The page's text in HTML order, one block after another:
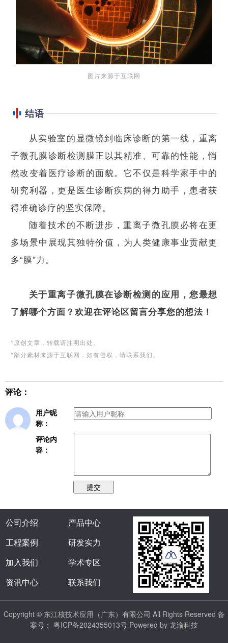
图片来源于互联网
结语
从实验室的显微镜到临床诊断的第一线，重离
子微孔膜诊断检测膜正以其精准、可靠的性能，悄
然改变着医疗诊断的面貌。它不仅是科学家手中的
研究利器，更是医生诊断疾病的得力助手，患者获
得准确诊疗的坚实保障。
随着技术的不断进步，重离子微孔膜必将在更
多场景中展现其独特价值，为人类健康事业贡献更
多“膜”力。
关于重离子微孔膜在诊断检测的应用，您最想
了解哪个方面？欢迎在评论区留言分享您的想法！
*原创文章，转载请注明出处。
*部分素材来源于互联网，如有侵权，请联系我们。
评论：
用户昵
称：
评论内
容：
提交
公司介绍
产品中心
工程案例
研发实力
加入我们
学术专区
资讯中心
联系我们
Copyright © 东江核技术应用（广东）有限公司 All Rights Reserved 备
案号： 粤ICP备2024355013号 Powered by 龙渝科技